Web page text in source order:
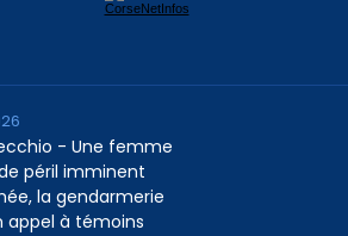
- Une femme
péril imminent
la gendarmerie
appel à témoins